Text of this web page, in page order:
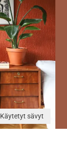
Käytetyt sävyt